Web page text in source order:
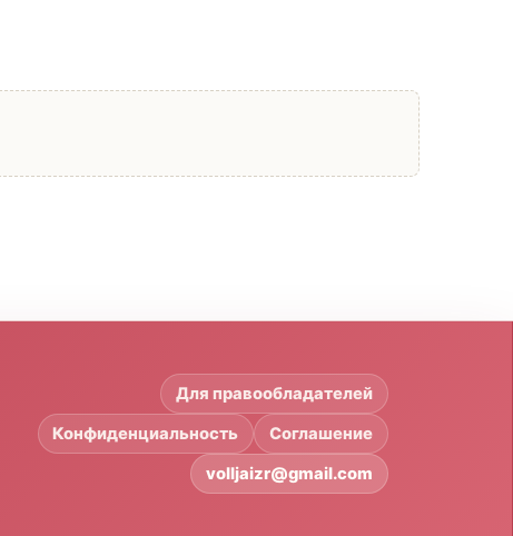
Для правообладателей
Конфиденциальность
Соглашение
volljaizr@gmail.com